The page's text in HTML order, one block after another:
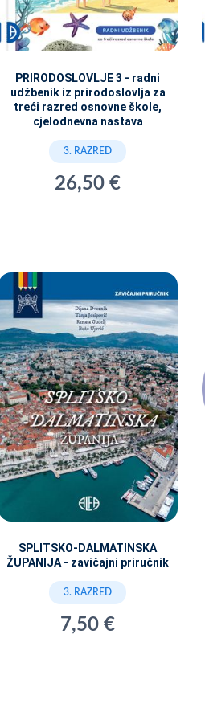
PRIRODOSLOVLJE 3 - radni
udžbenik iz prirodoslovlja za
treći razred osnovne škole,
cjelodnevna nastava
3. RAZRED
26,50 €
SPLITSKO-DALMATINSKA
ŽUPANIJA - zavičajni priručnik
3. RAZRED
7,50 €